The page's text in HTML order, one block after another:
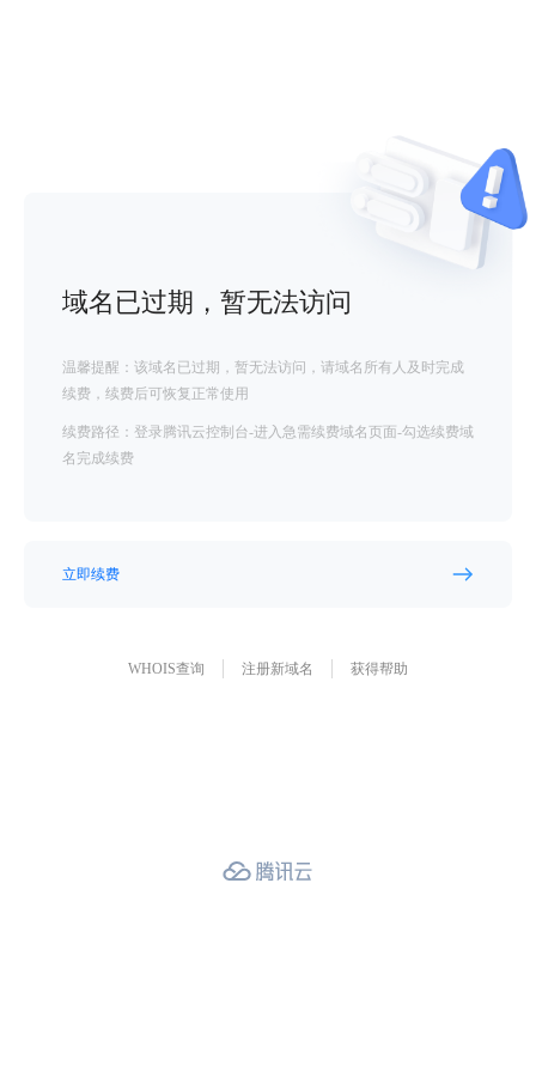
域名已过期，暂无法访问
温馨提醒：该域名已过期，暂无法访问，请域名所有人及时完成
续费，续费后可恢复正常使用
续费路径：登录腾讯云控制台-进入急需续费域名页面-勾选续费域
名完成续费
立即续费
WHOIS查询 注册新域名 获得帮助